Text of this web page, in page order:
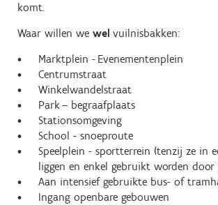
komt.
Waar willen we wel vuilnisbakken:
Marktplein - Evenementenplein
Centrumstraat
Winkelwandelstraat
Park – begraafplaats
Stationsomgeving
School - snoeproute
Speelplein - sportterrein (tenzij ze in
liggen en enkel gebruikt worden door
Aan intensief gebruikte bus- of
Ingang openbare gebouwen